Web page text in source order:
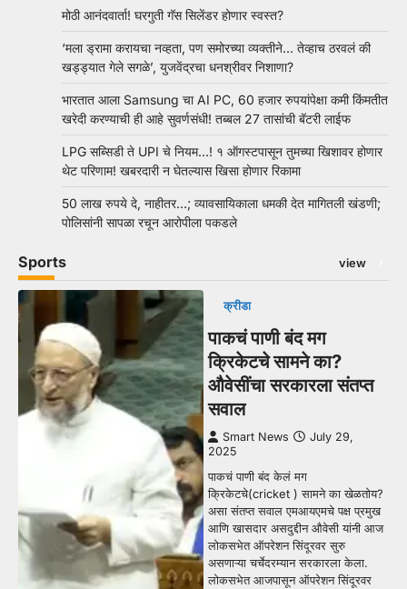
मोठी आनंदवार्ता! घरगुती गॅस सिलेंडर होणार स्वस्त?
‘मला ड्रामा करायचा नव्हता, पण समोरच्या व्यक्तीने… तेव्हाच ठरवलं की
खड्ड्यात गेले सगळे’, युजवेंद्रचा धनश्रीवर निशाणा?
भारतात आला Samsung चा AI PC, 60 हजार रुपयांपेक्षा कमी किंमतीत
खरेदी करण्याची ही आहे सुवर्णसंधी! तब्बल 27 तासांची बॅटरी लाईफ
LPG सब्सिडी ते UPI चे नियम…! १ ऑगस्टपासून तुमच्या खिशावर होणार
थेट परिणाम! खबरदारी न घेतल्यास खिसा होणार रिकामा
50 लाख रुपये दे, नाहीतर…; व्यावसायिकाला धमकी देत मागितली खंडणी;
पोलिसांनी सापळा रचून आरोपीला पकडले
Sports view
क्रीडा
पाकचं पाणी बंद मग
क्रिकेटचे सामने का?
औवेसींचा सरकारला संतप्त
सवाल
Smart News
July 29,
2025
पाकचं पाणी बंद केलं मग
क्रिकेटचे(cricket ) सामने का खेळतोय?
असा संतप्त सवाल एमआयएमचे पक्ष प्रमुख
आणि खासदार असदुद्दीन औवेसी यांनी आज
लोकसभेत ऑपरेशन सिंदूरवर सुरु
असणाऱ्या चर्चेदरम्यान सरकारला केला.
लोकसभेत आजपासून ऑपरेशन सिंदूरवर